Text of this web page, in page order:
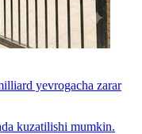
yevrogacha zarar
kuzatilishi mumkin.